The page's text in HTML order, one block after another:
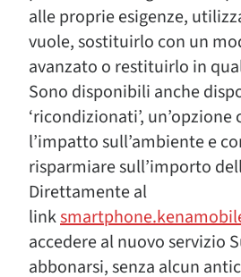
alle proprie esigenze,
vuole, sostituirlo con un
avanzato o restituirlo in
Sono disponibili anche
‘ricondizionati’,
l’impatto sull’ambiente e
risparmiare sull’importo
Direttamente al
link
accedere al nuovo servizio
abbonarsi, senza alcun